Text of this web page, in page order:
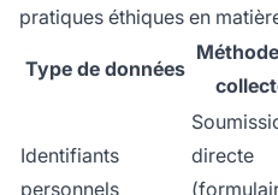
pratiques éthiques en
Type de données
Identifiants
personnels
directe